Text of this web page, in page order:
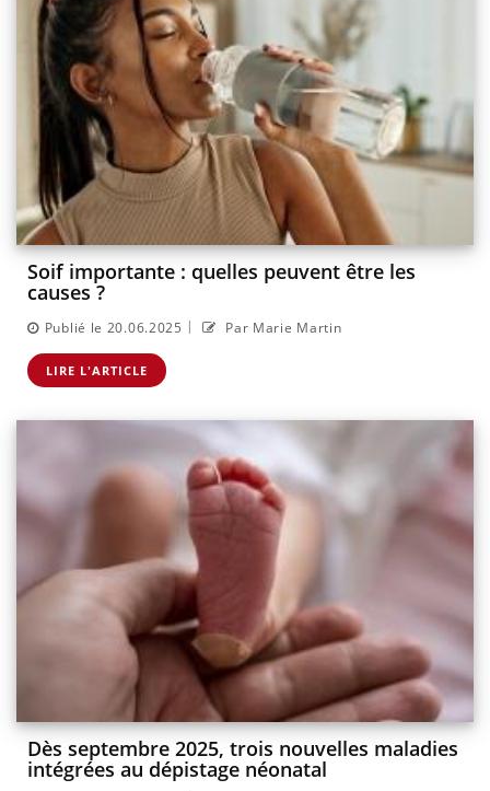
Soif importante : quelles peuvent être les
causes ?
Publié le 20.06.2025 | Par Marie Martin
LIRE L'ARTICLE
Dès septembre 2025, trois nouvelles maladies
intégrées au dépistage néonatal